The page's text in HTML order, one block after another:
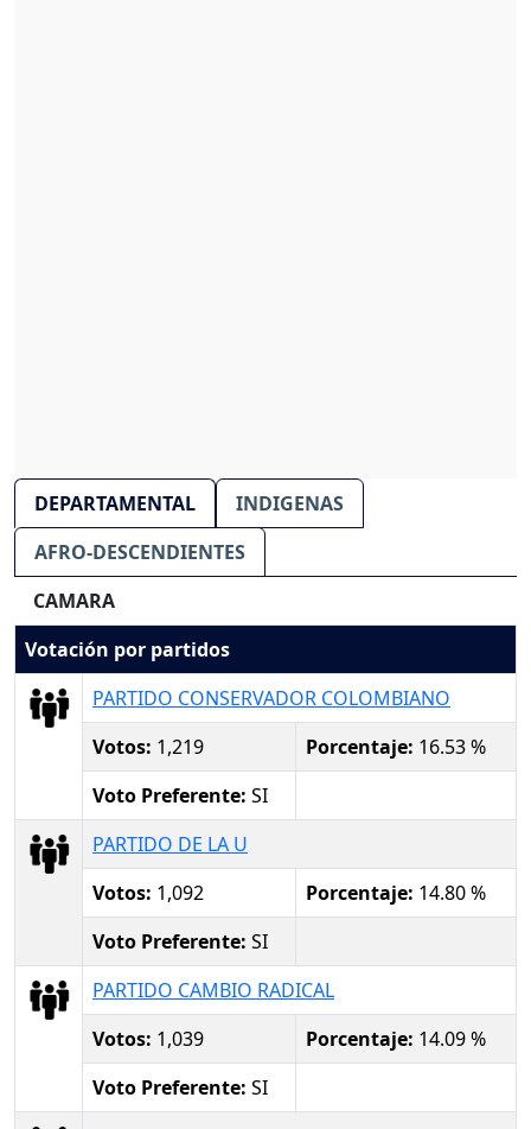
DEPARTAMENTAL
INDIGENAS
AFRO-DESCENDIENTES
CAMARA
Votación por partidos
PARTIDO CONSERVADOR COLOMBIANO
Votos: 1,219 Porcentaje: 16.53 %
Voto Preferente: SI
PARTIDO DE LA U
Votos: 1,092 Porcentaje: 14.80 %
Voto Preferente: SI
PARTIDO CAMBIO RADICAL
Votos: 1,039 Porcentaje: 14.09 %
Voto Preferente: SI